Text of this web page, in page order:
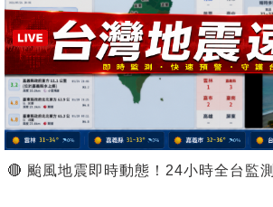
🔴 颱風地震即時動態！24小時全台監測